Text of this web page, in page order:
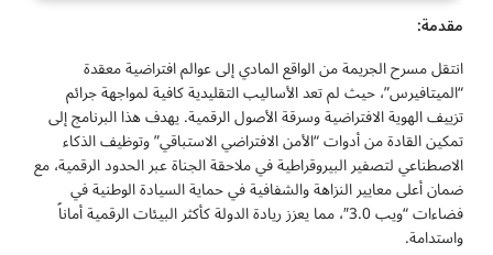
مقدمة:
انتقل مسرح الجريمة من الواقع المادي إلى عوالم افتراضية معقدة
“الميتافيرس”، حيث لم تعد الأساليب التقليدية كافية لمواجهة جرائم
تزييف الهوية الافتراضية وسرقة الأصول الرقمية. يهدف هذا البرنامج إلى
تمكين القادة من أدوات “الأمن الافتراضي الاستباقي” وتوظيف الذكاء
الاصطناعي لتصفير البيروقراطية في ملاحقة الجناة عبر الحدود الرقمية، مع
ضمان أعلى معايير النزاهة والشفافية في حماية السيادة الوطنية في
فضاءات “ويب 3.0″، مما يعزز ريادة الدولة كأكثر البيئات الرقمية أماناً
واستدامة.